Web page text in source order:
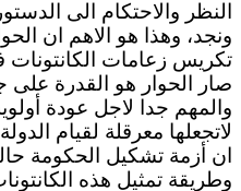
ونجد، وهذا هو الاهم ان
تكريس زعامات
صار الحوار هو القدرة على
والمهم جدا لاجل عودة
لاتجعلها معرقلة لقيام
ان أزمة تشكيل الحكومة
وطريقة تمثيل هذه